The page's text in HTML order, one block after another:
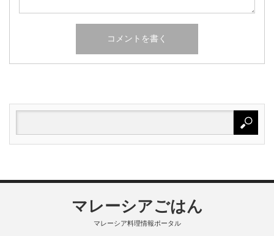
マレーシアごはん
マレーシア料理情報ポータル